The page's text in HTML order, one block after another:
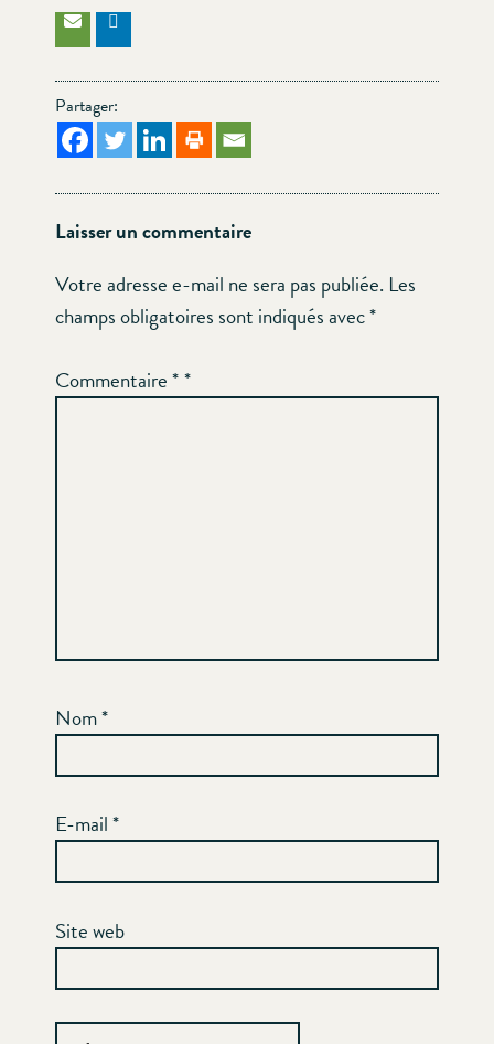
Partager:
Laisser un commentaire
Votre adresse e-mail ne sera pas publiée. Les
champs obligatoires sont indiqués avec*
Commentaire*
Nom*
E-mail*
Site web